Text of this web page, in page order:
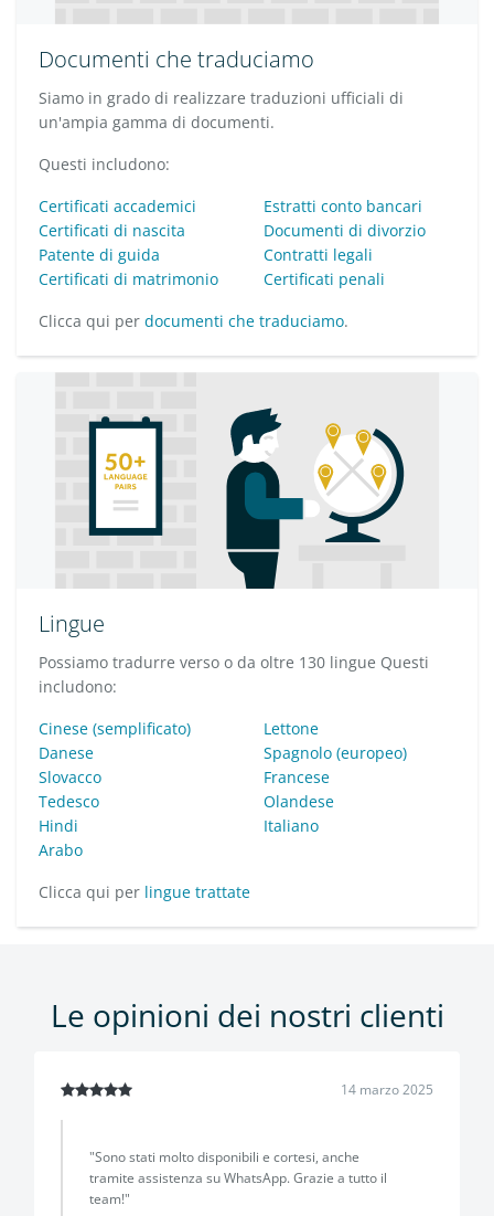
Documenti che traduciamo
Siamo in grado di realizzare traduzioni ufficiali di
un'ampia gamma di documenti.
Questi includono:
Certificati accademici
Estratti conto bancari
Certificati di nascita
Documenti di divorzio
Patente di guida
Contratti legali
Certificati di matrimonio
Certificati penali
Clicca qui per documenti che traduciamo.
Lingue
Possiamo tradurre verso o da oltre 130 lingue Questi
includono:
Cinese (semplificato)
Lettone
Danese
Spagnolo (europeo)
Slovacco
Francese
Tedesco
Olandese
Hindi
Italiano
Arabo
Clicca qui per lingue trattate
Le opinioni dei nostri clienti
14 marzo 2025
"Sono stati molto disponibili e cortesi, anche
tramite assistenza su WhatsApp. Grazie a tutto il
team!"